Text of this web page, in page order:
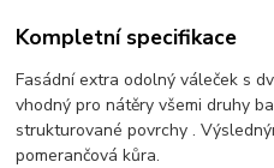
Kompletní specifikace
Fasádní extra odolný váleček s
vhodný pro nátěry všemi druhy
strukturované povrchy .
pomerančová kůra.